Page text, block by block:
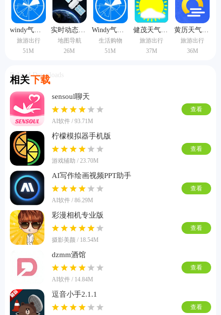
windy气象蓝色版
旅游出行
51M
实时动态卫星云图手机版
地图导航
26M
Windy气象中文版
生活购物
51M
健茂天气原版
旅游出行
37M
黄历天气2026版本
旅游出行
36M
相关下载
Related Downloads
sensoul聊天
AI软件 / 93.71M
查看
柠檬模拟器手机版
游戏辅助 / 23.70M
查看
AI写作绘画视频PPT助手
AI软件 / 86.29M
查看
彩漫相机专业版
摄影美颜 / 18.54M
查看
dzmm酒馆
AI软件 / 14.84M
查看
逗音小手2.1.1
查看